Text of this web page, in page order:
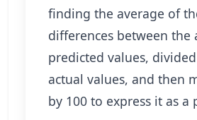
finding the average of
differences between the
predicted values,
actual values, and then
by 100 to express it as a